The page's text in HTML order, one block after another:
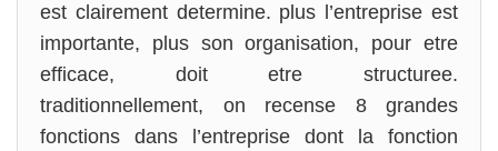
est clairement determine. plus l’entreprise est
importante, plus son organisation, pour etre
efficace, doit etre structuree.
traditionnellement, on recense 8 grandes
fonctions dans l’entreprise dont la fonction